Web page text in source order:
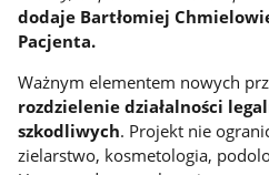
dodaje Bartłomiej
Pacjenta.
Ważnym elementem nowych
rozdzielenie działalności
szkodliwych. Projekt nie
zielarstwo, kosmetologia,